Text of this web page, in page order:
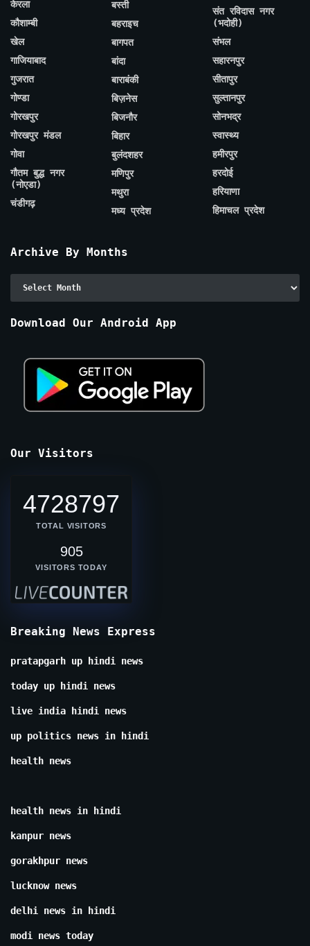
केरला
कौशाम्बी
खेल
गाजियाबाद
गुजरात
गोण्डा
गोरखपुर
गोरखपुर मंडल
गोवा
गौतम बुद्ध नगर
(नोएडा)
चंडीगढ़
बस्ती
बहराइच
बागपत
बांदा
बाराबंकी
बिज़नेस
बिजनौर
बिहार
बुलंदशहर
मणिपुर
मथुरा
मध्य प्रदेश
संत रविदास नगर
(भदोही)
संभल
सहारनपुर
सीतापुर
सुल्तानपुर
सोनभद्र
स्वास्थ्य
हमीरपुर
हरदोई
हरियाणा
हिमाचल प्रदेश
Archive By Months
Download Our Android App
Our Visitors
4728797
TOTAL VISITORS
905
VISITORS TODAY
Breaking News Express
pratapgarh up hindi news
today up hindi news
live india hindi news
up politics news in hindi
health news
health news in hindi
kanpur news
gorakhpur news
lucknow news
delhi news in hindi
modi news today